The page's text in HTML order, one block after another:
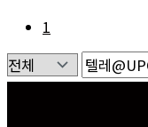
1